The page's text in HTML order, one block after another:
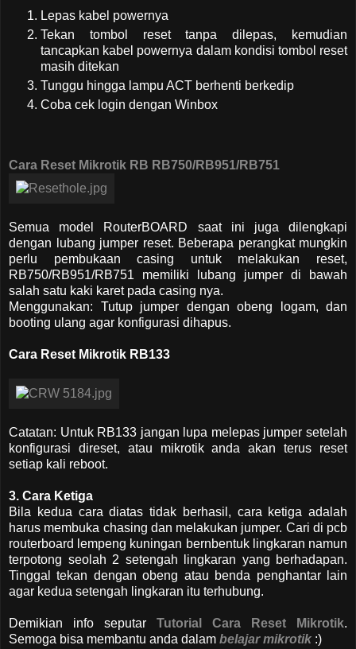
Lepas kabel powernya
Tekan tombol reset tanpa dilepas, kemudian
tancapkan kabel powernya dalam kondisi tombol reset
masih ditekan
Tunggu hingga lampu ACT berhenti berkedip
Coba cek login dengan Winbox
Cara Reset Mikrotik RB RB750/RB951/RB751
Semua model RouterBOARD saat ini juga dilengkapi
dengan lubang jumper reset. Beberapa perangkat mungkin
perlu pembukaan casing untuk melakukan reset,
RB750/RB951/RB751 memiliki lubang jumper di bawah
salah satu kaki karet pada casing nya.
Menggunakan: Tutup jumper dengan obeng logam, dan
booting ulang agar konfigurasi dihapus.
Cara Reset Mikrotik RB133
Catatan: Untuk RB133 jangan lupa melepas jumper setelah
konfigurasi direset, atau mikrotik anda akan terus reset
setiap kali reboot.
3. Cara Ketiga
Bila kedua cara diatas tidak berhasil, cara ketiga adalah
harus membuka chasing dan melakukan jumper. Cari di pcb
routerboard lempeng kuningan bernbentuk lingkaran namun
terpotong seolah 2 setengah lingkaran yang berhadapan.
Tinggal tekan dengan obeng atau benda penghantar lain
agar kedua setengah lingkaran itu terhubung.
Demikian info seputar Tutorial Cara Reset Mikrotik.
Semoga bisa membantu anda dalam belajar mikrotik :)